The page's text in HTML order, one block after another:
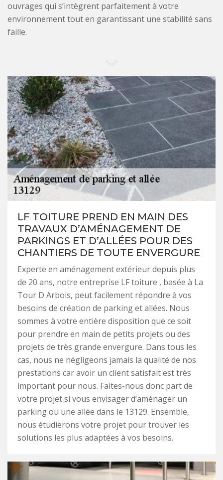
ouvrages qui s’intègrent parfaitement à votre
environnement tout en garantissant une stabilité sans
faille.
LF TOITURE PREND EN MAIN DES
TRAVAUX D’AMÉNAGEMENT DE
PARKINGS ET D’ALLÉES POUR DES
CHANTIERS DE TOUTE ENVERGURE
Experte en aménagement extérieur depuis plus
de 20 ans, notre entreprise LF toiture , basée à La
Tour D Arbois, peut facilement répondre à vos
besoins de création de parking et allées. Nous
sommes à votre entière disposition que ce soit
pour prendre en main de petits projets ou des
projets de très grande envergure. Dans tous les
cas, nous ne négligeons jamais la qualité de nos
prestations car avoir un client satisfait est très
important pour nous. Faites-nous donc part de
votre projet si vous envisager d’aménager un
parking ou une allée dans le 13129. Ensemble,
nous étudierons votre projet pour trouver les
solutions les plus adaptées à vos besoins.